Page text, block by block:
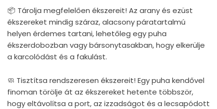
📦 Tárolja megfelelően ékszereit! Az arany és ezüst
ékszereket mindig száraz, alacsony páratartalmú
helyen érdemes tartani, lehetőleg egy puha
ékszerdobozban vagy bársonytasakban, hogy elkerülje
a karcolódást és a fakulást.
🧼 Tisztítsa rendszeresen ékszereit! Egy puha kendővel
finoman törölje át az ékszereket hetente többször,
hogy eltávolítsa a port, az izzadságot és a lecsapódott